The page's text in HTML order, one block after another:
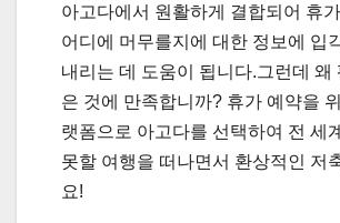
아고다에서 원활하게 결합되어 휴
어디에 머무를지에 대한 정보에 입
내리는 데 도움이 됩니다.그런데 왜
은 것에 만족합니까? 휴가 예약을
랫폼으로 아고다를 선택하여 전 세
못할 여행을 떠나면서 환상적인 저
요!